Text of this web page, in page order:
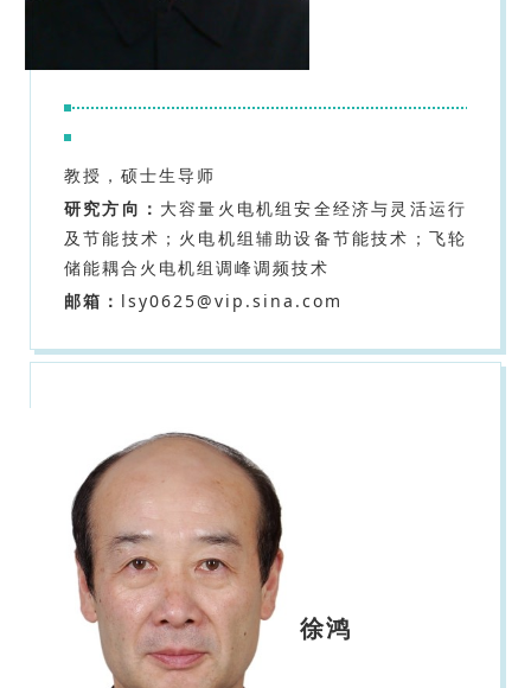
教授，硕士生导师
研究方向： 大容量火电机组安全经济与灵活运行
及节能技术；火电机组辅助设备节能技术；飞轮
储能耦合火电机组调峰调频技术
邮箱： lsy0625@vip.sina.com
徐鸿